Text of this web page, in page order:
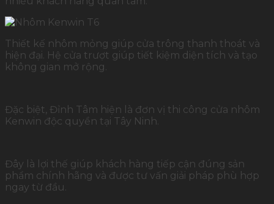
Thiết kế nhôm mỏng giúp cửa trông thanh thoát và
hiện đại. Hệ cửa trượt giúp tiết kiệm diện tích và tạo
không gian mở rộng.
Đặc biệt, Đỉnh Tâm hiện là đơn vị thi công cửa nhôm
Kenwin độc quyền tại Tây Ninh.
Đây là lợi thế giúp khách hàng tiếp cận đúng sản
phẩm chính hãng và được tư vấn giải pháp phù hợp
ngay từ đầu.